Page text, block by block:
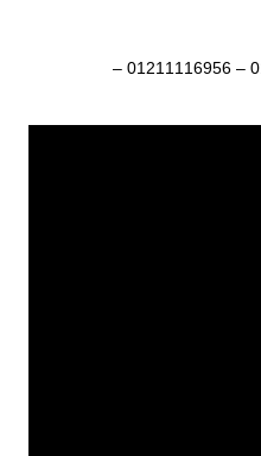
ماكينات تعبئة وتغليف 01211116954 – 01211116956 –